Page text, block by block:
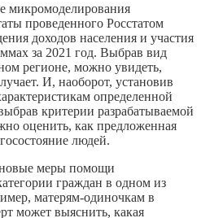
микромоделирования
проведенного Росстатом
доходов населения и участия
за 2021 год. Выбрав вид
регионе, можно увидеть,
И, наоборот, установив
определенной
критерии разрабатываемой
оценить, как предложенная
людей.
новые меры помощи
граждан в одном из
матерям-одиночкам в
может выяснить, какая